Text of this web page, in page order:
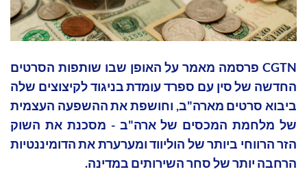
CGTN פרסמה מאמר על האופן שבו שותפות הסרטים
החדשה של סין עם ספרד עומדת בניגוד לקיצוצים שלה
ביבוא סרטים מארה"ב, וחושפת את ההשפעה העצמית
של מלחמת המכסים של ארה"ב - מסכנת את השוק
הזר הרווחי ביותר של הוליווד ומערערת את הדומיננטיות
הרחבה יותר של סחר השירותים במדינה.